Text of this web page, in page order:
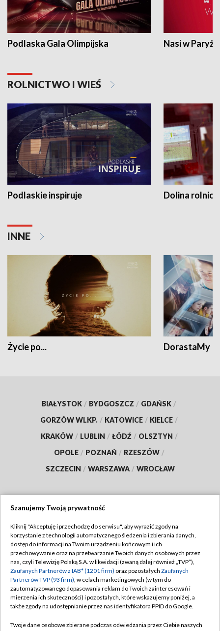
Podlaska Gala Olimpijska Nasi w Paryżu
ROLNICTWO I WIEŚ
Podlaskie inspiruje Dolina
INNE
Życie po... DorastaMy
BIAŁYSTOK / BYDGOSZCZ / GDAŃSK /
GORZÓW WLKP. / KATOWICE / KIELCE /
KRAKÓW / LUBLIN / ŁÓDŹ / OLSZTYN /
OPOLE / POZNAŃ / RZESZÓW /
SZCZECIN / WARSZAWA / WROCŁAW
TVP
Abonament TVP
Emisja w TVP
Centrum informacji TVP
Naziemna Telewizja Cyfrowa
Regulamin TVP
Polityka prywatności
Moje zgody
Pomoc
Szanujemy Twoją prywatność
Kliknij "Akceptuję i przechodzę do serwisu", aby wyrazić zgody na
korzystanie z technologii automatycznego śledzenia i zbierania danych,
dostęp do informacji na Twoim urządzeniu końcowym i ich
przechowywanie oraz na przetwarzanie Twoich danych osobowych przez
nas, czyli Telewizję Polską S.A. w likwidacji (zwaną dalej również „TVP”),
Zaufanych Partnerów z IAB* (1201 firm) oraz pozostałych Zaufanych
Partnerów TVP (93 firm), w celach marketingowych (w tym do
zautomatyzowanego dopasowania reklam do Twoich zainteresowań i
mierzenia ich skuteczności) i pozostałych, które wskazujemy poniżej, a
także zgody na udostępnianie przez nas identyfikatora PPID do Google.
Twoje dane osobowe zbierane podczas odwiedzania przez Ciebie naszych